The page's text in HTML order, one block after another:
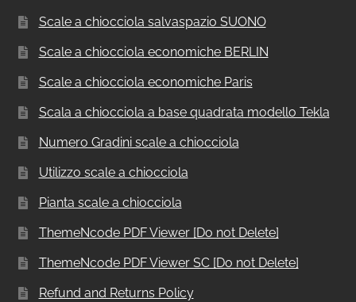
Scale a chiocciola salvaspazio SUONO
Scale a chiocciola economiche BERLIN
Scale a chiocciola economiche Paris
Scala a chiocciola a base quadrata modello Tekla
Numero Gradini scale a chiocciola
Utilizzo scale a chiocciola
Pianta scale a chiocciola
ThemeNcode PDF Viewer [Do not Delete]
ThemeNcode PDF Viewer SC [Do not Delete]
Refund and Returns Policy